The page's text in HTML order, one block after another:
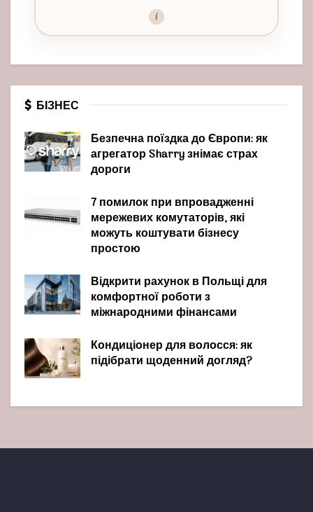
i
БІЗНЕС
Безпечна поїздка до Європи: як
агрегатор Sharry знімає страх
дороги
7 помилок при впровадженні
мережевих комутаторів, які
можуть коштувати бізнесу
простою
Відкрити рахунок в Польщі для
комфортної роботи з
міжнародними фінансами
Кондиціонер для волосся: як
підібрати щоденний догляд?